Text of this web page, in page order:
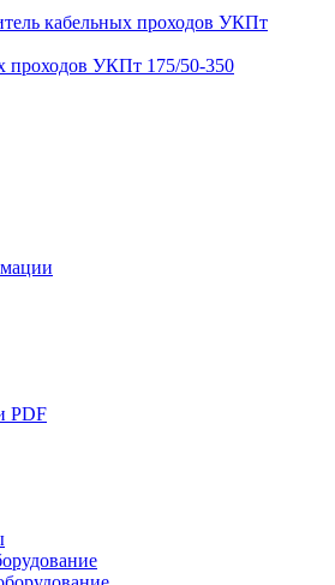
проходов УКПт 175/50-350
PDF